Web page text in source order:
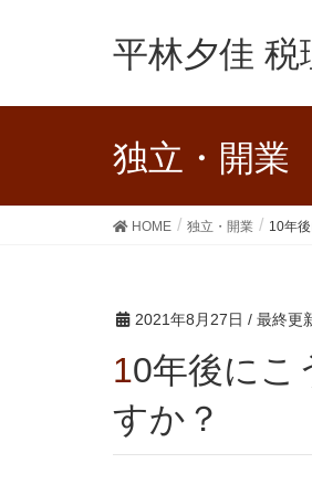
平林夕佳 税
独立・開業
HOME 独立・開業 10年
2021年8月27日 / 最終更
10年後にこうなりたいと思った自分になっていま
すか？